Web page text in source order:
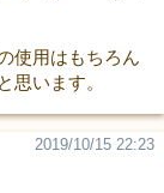
使用はもちろん
思います。
2019/10/15 22:23